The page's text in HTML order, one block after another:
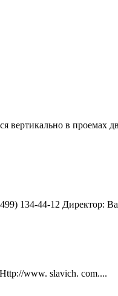
вертикально в
134-44-12 Директор:
www. slavich. com....